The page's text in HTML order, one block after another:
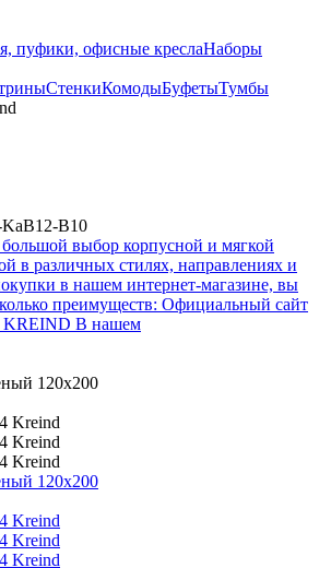
пуфики, офисные креслаНаборы
СтенкиКомодыБуфетыТумбы
B10